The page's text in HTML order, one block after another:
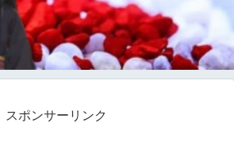
スポンサーリンク